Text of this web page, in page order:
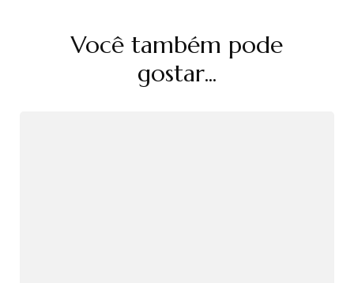
NavegaçãoVocê também pode
gostar...